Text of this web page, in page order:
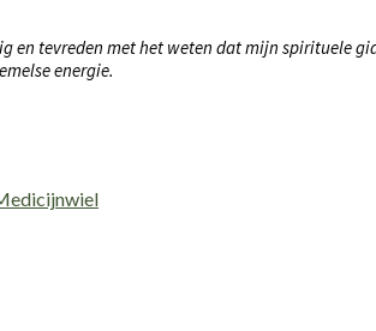
en tevreden met het weten dat mijn spirituele
energie.